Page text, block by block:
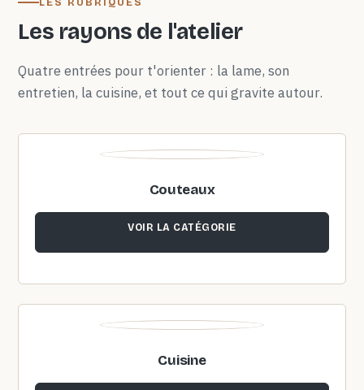
Les rayons de l'atelier
Quatre entrées pour t'orienter : la lame, son
entretien, la cuisine, et tout ce qui gravite autour.
Couteaux
VOIR LA CATÉGORIE
Cuisine